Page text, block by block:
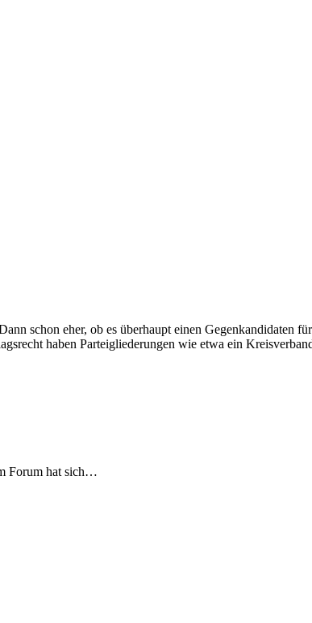
schon eher, ob es überhaupt einen Gegenkandidaten
haben Parteigliederungen wie etwa ein
Forum hat sich…